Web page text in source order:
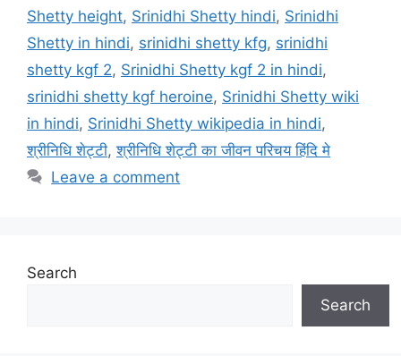
Shetty height, Srinidhi Shetty hindi, Srinidhi
Shetty in hindi, srinidhi shetty kfg, srinidhi
shetty kgf 2, Srinidhi Shetty kgf 2 in hindi,
srinidhi shetty kgf heroine, Srinidhi Shetty wiki
in hindi, Srinidhi Shetty wikipedia in hindi,
श्रीनिधि शेट्टी,श्रीनिधि शेट्टी का जीवन परिचय हिंदि मे
Leave a comment
Search
Search